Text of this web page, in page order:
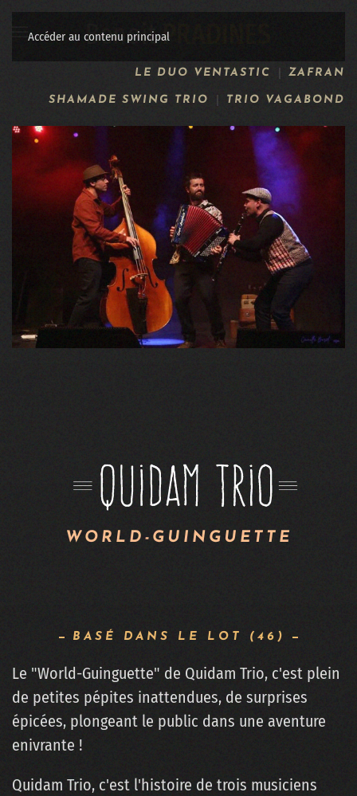
Accéder au contenu principal
LE DUO VENTASTIC ZAFRAN
SHAMADE SWING TRIO TRIO VAGABOND
WORLD-GUINGUETTE
BASÉ DANS LE LOT (46)
Le "World-Guinguette" de Quidam Trio, c'est plein
de petites pépites inattendues, de surprises
épicées, plongeant le public dans une aventure
enivrante !
Quidam Trio, c'est l'histoire de trois musiciens